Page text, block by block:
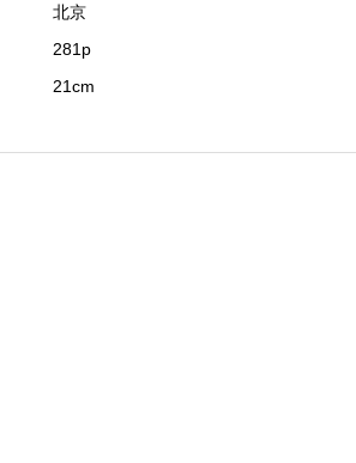
北京
281p
21cm